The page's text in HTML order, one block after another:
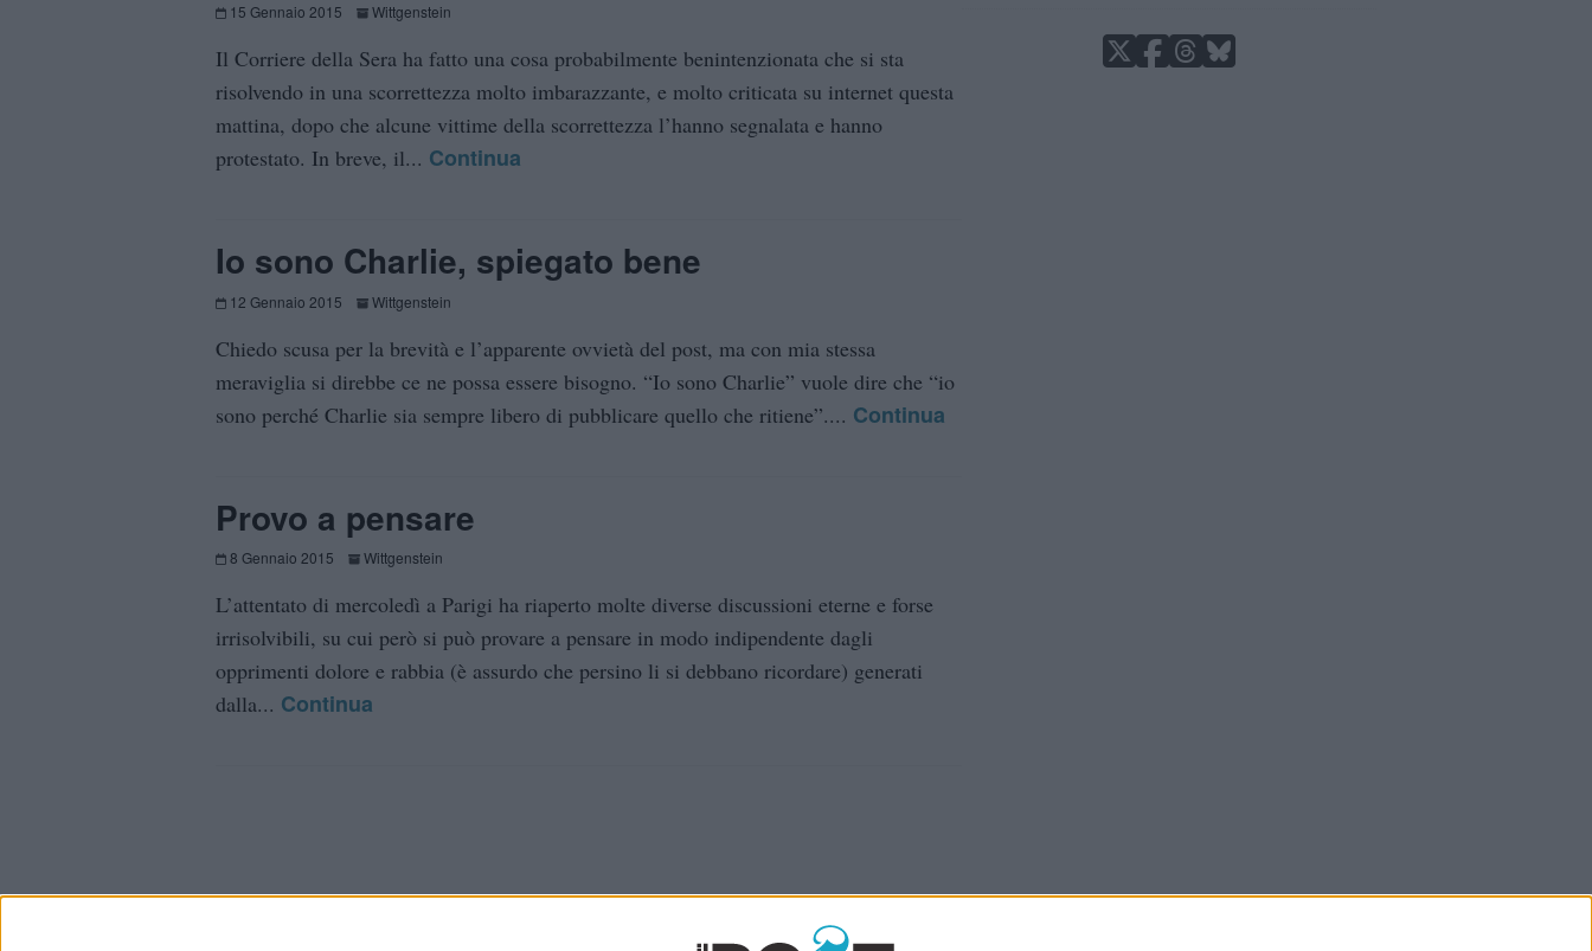
15 Gennaio 2015 Wittgenstein
Il Corriere della Sera ha fatto una cosa probabilmente benintenzionata che si sta
risolvendo in una scorrettezza molto imbarazzante, e molto criticata su internet questa
mattina, dopo che alcune vittime della scorrettezza l’hanno segnalata e hanno
protestato. In breve, il... Continua
Io sono Charlie, spiegato bene
12 Gennaio 2015 Wittgenstein
Chiedo scusa per la brevità e l’apparente ovvietà del post, ma con mia stessa
meraviglia si direbbe ce ne possa essere bisogno. “Io sono Charlie” vuole dire che “io
sono perché Charlie sia sempre libero di pubblicare quello che ritiene”.... Continua
Provo a pensare
8 Gennaio 2015 Wittgenstein
L’attentato di mercoledì a Parigi ha riaperto molte diverse discussioni eterne e forse
irrisolvibili, su cui però si può provare a pensare in modo indipendente dagli
opprimenti dolore e rabbia (è assurdo che persino li si debbano ricordare) generati
dalla... Continua